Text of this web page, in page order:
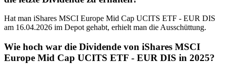
Hat man iShares MSCI Europe Mid Cap UCITS ETF - EUR DIS
am 16.04.2026 im Depot gehabt, erhielt man die Ausschüttung.
Wie hoch war die Dividende von iShares MSCI
Europe Mid Cap UCITS ETF - EUR DIS in 2025?